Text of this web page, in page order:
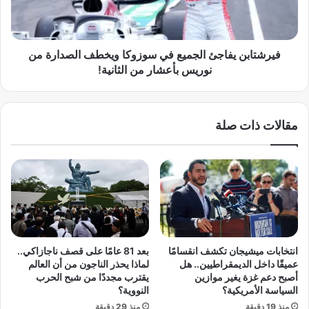
م
ه
ا
ل
د
ر
ج
|
ا
ل
ي
ل
ي
ع
ف
ي
س
ز
و
ك
ا
فيرشتابن يفاجئ الجميع في سوزوكا ويخطف الصدارة من
نوريس بأعشار من الثانية!
مقالات ذات صلة
انتخابات ميشيجان تكشف انقسامًا
عميقًا داخل الديمقراطيين.. هل
أصبح دعم غزة يغير موازين
السياسة الأمريكية؟
منذ 19 دقيقة
بعد 81 عامًا على قصف ناجازاكي..
لماذا يحذر الناجون من أن العالم
يقترب مجددًا من شبح الحرب
النووية؟
منذ 29 دقيقة